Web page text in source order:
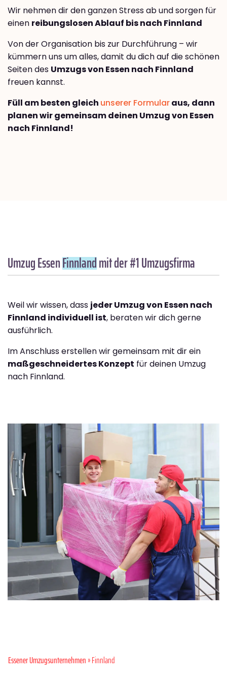
Wir nehmen dir den ganzen Stress ab und sorgen für
einen reibungslosen Ablauf bis nach Finnland
Von der Organisation bis zur Durchführung – wir
kümmern uns um alles, damit du dich auf die schönen
Seiten des Umzugs von Essen nach Finnland
freuen kannst.
Füll am besten gleich unserer Formularaus, dann
planen wir gemeinsam deinen Umzug von Essen
nach Finnland!
Umzug EssenFinnlandmit der #1 Umzugsfirma
Weil wir wissen, dass jeder Umzug von Essen nach
Finnland individuell ist, beraten wir dich gerne
ausführlich.
Im Anschluss erstellen wir gemeinsam mit dir ein
maßgeschneidertes Konzept für deinen Umzug
nach Finnland.
Essener Umzugsunternehmen» Finnland